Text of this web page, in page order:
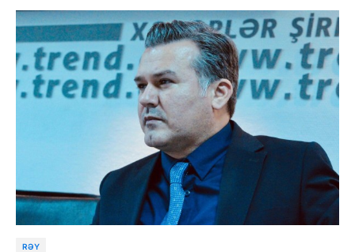
RƏY